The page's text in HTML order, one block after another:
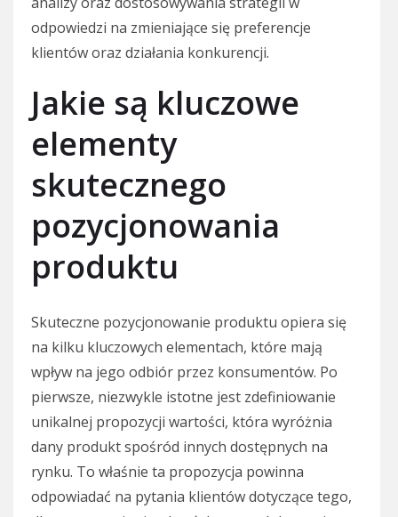
odpowiedzi na zmieniające się preferencje
klientów oraz działania konkurencji.
Jakie są kluczowe
elementy
skutecznego
pozycjonowania
produktu
Skuteczne pozycjonowanie produktu opiera się
na kilku kluczowych elementach, które mają
wpływ na jego odbiór przez konsumentów. Po
pierwsze, niezwykle istotne jest zdefiniowanie
unikalnej propozycji wartości, która wyróżnia
dany produkt spośród innych dostępnych na
rynku. To właśnie ta propozycja powinna
odpowiadać na pytania klientów dotyczące tego,